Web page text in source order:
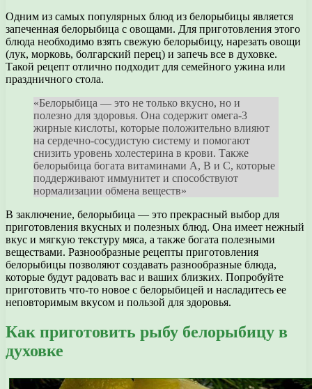
Одним из самых популярных блюд из белорыбицы является
запеченная белорыбица с овощами. Для приготовления этого
блюда необходимо взять свежую белорыбицу, нарезать овощи
(лук, морковь, болгарский перец) и запечь все в духовке.
Такой рецепт отлично подходит для семейного ужина или
праздничного стола.
«Белорыбица — это не только вкусно, но и
полезно для здоровья. Она содержит омега-3
жирные кислоты, которые положительно влияют
на сердечно-сосудистую систему и помогают
снизить уровень холестерина в крови. Также
белорыбица богата витаминами А, В и С, которые
поддерживают иммунитет и способствуют
нормализации обмена веществ»
В заключение, белорыбица — это прекрасный выбор для
приготовления вкусных и полезных блюд. Она имеет нежный
вкус и мягкую текстуру мяса, а также богата полезными
веществами. Разнообразные рецепты приготовления
белорыбицы позволяют создавать разнообразные блюда,
которые будут радовать вас и ваших близких. Попробуйте
приготовить что-то новое с белорыбицей и насладитесь ее
неповторимым вкусом и пользой для здоровья.
Как приготовить рыбу белорыбицу в
духовке